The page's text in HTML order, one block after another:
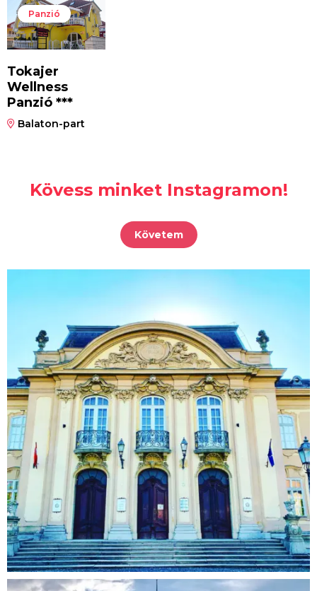
Panzió
Tokajer
Wellness
Panzió ***
Balaton-part
Kövess minket Instagramon!
Követem